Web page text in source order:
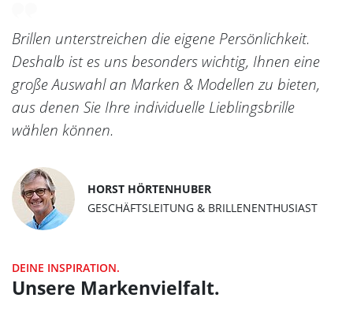
Brillen unterstreichen die eigene Persönlichkeit.
Deshalb ist es uns besonders wichtig, Ihnen eine
große Auswahl an Marken & Modellen zu bieten,
aus denen Sie Ihre individuelle Lieblingsbrille
wählen können.
HORST HÖRTENHUBER
GESCHÄFTSLEITUNG & BRILLENENTHUSIAST
DEINE INSPIRATION.
Unsere Markenvielfalt.